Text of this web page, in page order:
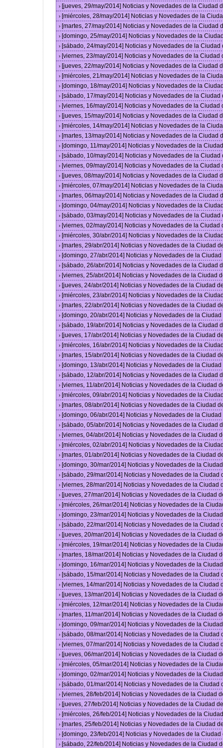
› [jueves, 29/may/2014] Noticias y Novedades de la Ciudad
› [miércoles, 28/may/2014] Noticias y Novedades de la
› [martes, 27/may/2014] Noticias y Novedades de la Ciudad
› [domingo, 25/may/2014] Noticias y Novedades de la
› [sábado, 24/may/2014] Noticias y Novedades de la
› [viernes, 23/may/2014] Noticias y Novedades de la
› [jueves, 22/may/2014] Noticias y Novedades de la Ciudad
› [miércoles, 21/may/2014] Noticias y Novedades de la
› [domingo, 18/may/2014] Noticias y Novedades de la
› [sábado, 17/may/2014] Noticias y Novedades de la
› [viernes, 16/may/2014] Noticias y Novedades de la
› [jueves, 15/may/2014] Noticias y Novedades de la Ciudad
› [miércoles, 14/may/2014] Noticias y Novedades de la
› [martes, 13/may/2014] Noticias y Novedades de la Ciudad
› [domingo, 11/may/2014] Noticias y Novedades de la
› [sábado, 10/may/2014] Noticias y Novedades de la
› [viernes, 09/may/2014] Noticias y Novedades de la
› [jueves, 08/may/2014] Noticias y Novedades de la Ciudad
› [miércoles, 07/may/2014] Noticias y Novedades de la
› [martes, 06/may/2014] Noticias y Novedades de la Ciudad
› [domingo, 04/may/2014] Noticias y Novedades de la
› [sábado, 03/may/2014] Noticias y Novedades de la
› [viernes, 02/may/2014] Noticias y Novedades de la
› [miércoles, 30/abr/2014] Noticias y Novedades de la
› [martes, 29/abr/2014] Noticias y Novedades de la Ciudad
› [domingo, 27/abr/2014] Noticias y Novedades de la
› [sábado, 26/abr/2014] Noticias y Novedades de la Ciudad
› [viernes, 25/abr/2014] Noticias y Novedades de la Ciudad
› [jueves, 24/abr/2014] Noticias y Novedades de la Ciudad
› [miércoles, 23/abr/2014] Noticias y Novedades de la
› [martes, 22/abr/2014] Noticias y Novedades de la Ciudad
› [domingo, 20/abr/2014] Noticias y Novedades de la
› [sábado, 19/abr/2014] Noticias y Novedades de la Ciudad
› [jueves, 17/abr/2014] Noticias y Novedades de la Ciudad
› [miércoles, 16/abr/2014] Noticias y Novedades de la
› [martes, 15/abr/2014] Noticias y Novedades de la Ciudad
› [domingo, 13/abr/2014] Noticias y Novedades de la
› [sábado, 12/abr/2014] Noticias y Novedades de la Ciudad
› [viernes, 11/abr/2014] Noticias y Novedades de la Ciudad
› [miércoles, 09/abr/2014] Noticias y Novedades de la
› [martes, 08/abr/2014] Noticias y Novedades de la Ciudad
› [domingo, 06/abr/2014] Noticias y Novedades de la
› [sábado, 05/abr/2014] Noticias y Novedades de la Ciudad
› [viernes, 04/abr/2014] Noticias y Novedades de la Ciudad
› [miércoles, 02/abr/2014] Noticias y Novedades de la
› [martes, 01/abr/2014] Noticias y Novedades de la Ciudad
› [domingo, 30/mar/2014] Noticias y Novedades de la
› [sábado, 29/mar/2014] Noticias y Novedades de la Ciudad
› [viernes, 28/mar/2014] Noticias y Novedades de la Ciudad
› [jueves, 27/mar/2014] Noticias y Novedades de la Ciudad
› [miércoles, 26/mar/2014] Noticias y Novedades de la
› [domingo, 23/mar/2014] Noticias y Novedades de la
› [sábado, 22/mar/2014] Noticias y Novedades de la Ciudad
› [jueves, 20/mar/2014] Noticias y Novedades de la Ciudad
› [miércoles, 19/mar/2014] Noticias y Novedades de la
› [martes, 18/mar/2014] Noticias y Novedades de la Ciudad
› [domingo, 16/mar/2014] Noticias y Novedades de la
› [sábado, 15/mar/2014] Noticias y Novedades de la Ciudad
› [viernes, 14/mar/2014] Noticias y Novedades de la Ciudad
› [jueves, 13/mar/2014] Noticias y Novedades de la Ciudad
› [miércoles, 12/mar/2014] Noticias y Novedades de la
› [martes, 11/mar/2014] Noticias y Novedades de la Ciudad
› [domingo, 09/mar/2014] Noticias y Novedades de la
› [sábado, 08/mar/2014] Noticias y Novedades de la Ciudad
› [viernes, 07/mar/2014] Noticias y Novedades de la Ciudad
› [jueves, 06/mar/2014] Noticias y Novedades de la Ciudad
› [miércoles, 05/mar/2014] Noticias y Novedades de la
› [domingo, 02/mar/2014] Noticias y Novedades de la
› [sábado, 01/mar/2014] Noticias y Novedades de la Ciudad
› [viernes, 28/feb/2014] Noticias y Novedades de la Ciudad
› [jueves, 27/feb/2014] Noticias y Novedades de la Ciudad
› [miércoles, 26/feb/2014] Noticias y Novedades de la
› [martes, 25/feb/2014] Noticias y Novedades de la Ciudad
› [domingo, 23/feb/2014] Noticias y Novedades de la
› [sábado, 22/feb/2014] Noticias y Novedades de la Ciudad